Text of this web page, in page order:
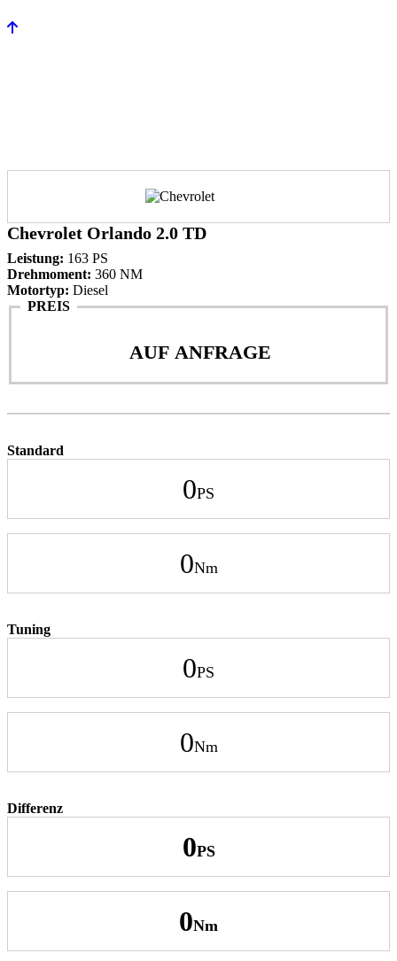
Chevrolet Orlando 2.0 TD
Leistung: 163 PS
Drehmoment: 360 NM
Motortyp: Diesel
PREIS
AUF ANFRAGE
Standard
0
0
Tuning
0
0
Differenz
0
0